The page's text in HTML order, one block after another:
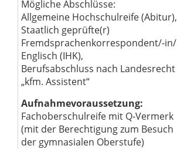
Mögliche Abschlüsse:
Allgemeine Hochschulreife (Abitur),
Staatlich geprüfte(r)
Fremdsprachenkorrespondent/-in/
Englisch (IHK),
Berufsabschluss nach Landesrecht
„kfm. Assistent“
Aufnahmevoraussetzung:
Fachoberschulreife mit Q-Vermerk
(mit der Berechtigung zum Besuch
der gymnasialen Oberstufe)